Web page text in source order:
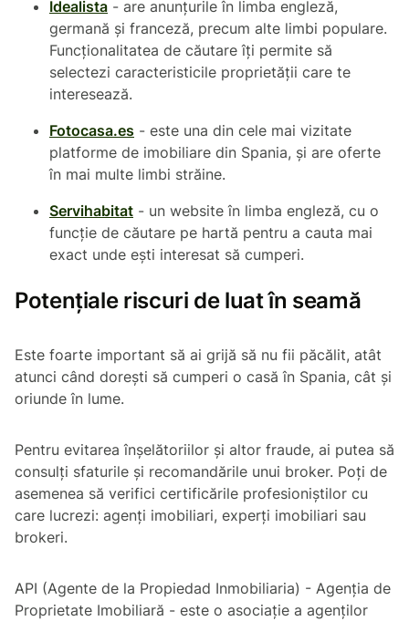
Idealista - are anunțurile în limba engleză,
germană și franceză, precum alte limbi populare.
Funcționalitatea de căutare îți permite să
selectezi caracteristicile proprietății care te
interesează.
Fotocasa.es - este una din cele mai vizitate
platforme de imobiliare din Spania, și are oferte
în mai multe limbi străine.
Servihabitat - un website în limba engleză, cu o
funcție de căutare pe hartă pentru a cauta mai
exact unde ești interesat să cumperi.
Potențiale riscuri de luat în seamă
Este foarte important să ai grijă să nu fii păcălit, atât
atunci când dorești să cumperi o casă în Spania, cât și
oriunde în lume.
Pentru evitarea înșelătoriilor și altor fraude, ai putea să
consulți sfaturile și recomandările unui broker. Poți de
asemenea să verifici certificările profesioniștilor cu
care lucrezi: agenți imobiliari, experți imobiliari sau
brokeri.
API (Agente de la Propiedad Inmobiliaria) - Agenția de
Proprietate Imobiliară - este o asociație a agenților